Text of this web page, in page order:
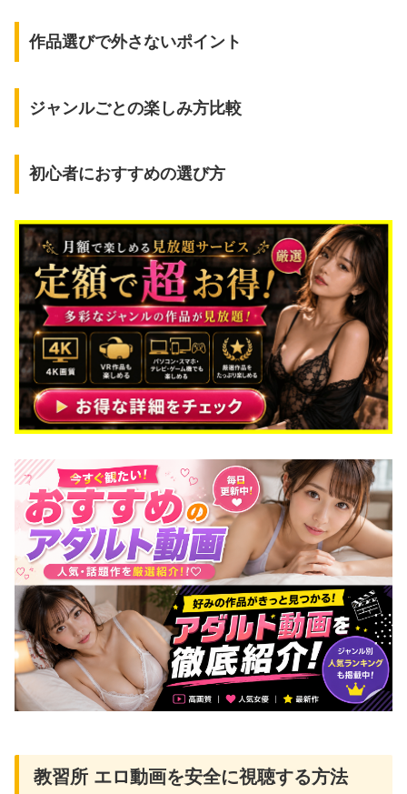
作品選びで外さないポイント
ジャンルごとの楽しみ方比較
初心者におすすめの選び方
教習所 エロ動画を安全に視聴する方法